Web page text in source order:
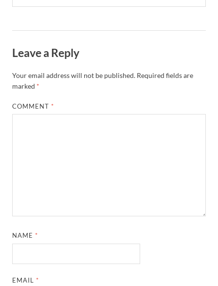
Leave a Reply
Your email address will not be published. Required fields are
marked *
COMMENT *
NAME *
EMAIL *